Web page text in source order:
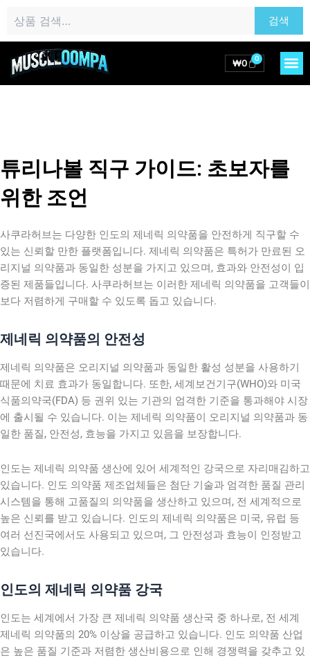
츠
색:
검색
₩0 0
Cart
튜리나볼 직구 가이드: 초보자를
위한 조언
사쿠라허브는 다양한 인도의 제네릭 의약품을 안전하게 직구할 수
있는 신뢰할 만한 플랫폼입니다. 제네릭 의약품은 특허가 만료된 오
리지널 의약품과 동일한 성분을 가지고 있으며, 효과와 안전성이 입
증된 제품들입니다. 사쿠라허브는 이러한 제네릭 의약품을 고객들이
보다 저렴하게 구매할 수 있도록 돕고 있습니다.
제네릭 의약품의 안전성
제네릭 의약품은 오리지널 의약품과 동일한 활성 성분을 사용하기
때문에 치료 효과가 동일합니다. 또한, 세계보건기구(WHO)와 미국
식품의약국(FDA) 등 권위 있는 기관의 엄격한 기준을 통과해야 시장
에 출시될 수 있습니다. 이는 제네릭 의약품이 오리지널 의약품과 동
일한 품질, 안전성, 효능을 가지고 있음을 보장합니다.
인도는 제네릭 의약품 생산에 있어 세계적인 강국으로 자리매김하고
있습니다. 인도 의약품 제조업체들은 첨단 기술과 엄격한 품질 관리
시스템을 통해 고품질의 의약품을 생산하고 있으며, 전 세계적으로
높은 신뢰를 받고 있습니다. 인도의 제네릭 의약품은 미국, 유럽 등
여러 선진국에서도 사용되고 있으며, 그 안전성과 효능이 인정받고
있습니다.
인도의 제네릭 의약품 강국
인도는 세계에서 가장 큰 제네릭 의약품 생산국 중 하나로, 전 세계
제네릭 의약품의 20% 이상을 공급하고 있습니다. 인도 의약품 산업
은 높은 품질 기준과 저렴한 생산비용으로 인해 경쟁력을 갖추고 있